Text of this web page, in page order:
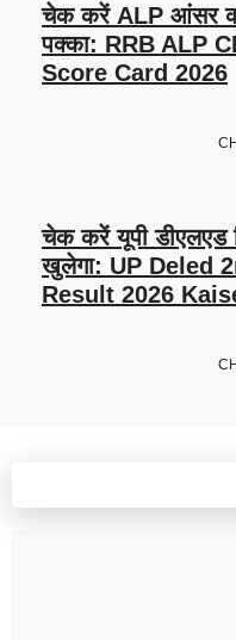
चेक करें ALP आंसर
पक्का: RRB ALP
Score Card 2026
चेक करें यूपी डीएलएड
खुलेगा: UP Deled
Result 2026